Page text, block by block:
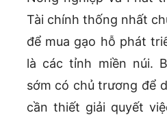
Tài chính thống nhất
để mua gạo hỗ phát
là các tỉnh miền núi.
sớm có chủ trương để
cần thiết giải quyết